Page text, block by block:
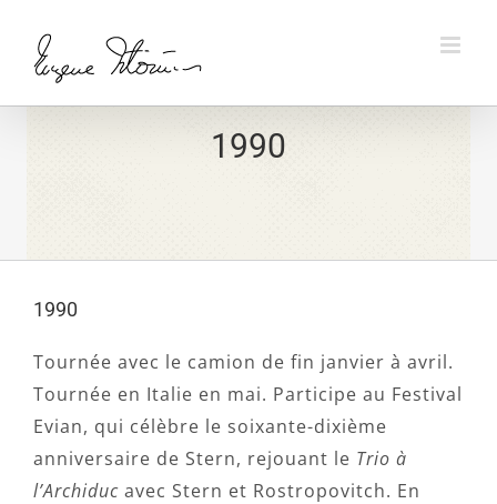
content
1990
1990
Tournée avec le camion de fin janvier à avril.
Tournée en Italie en mai. Participe au Festival
Evian, qui célèbre le soixante-dixième
anniversaire de Stern, rejouant le Trio à
l’Archiduc avec Stern et Rostropovitch. En